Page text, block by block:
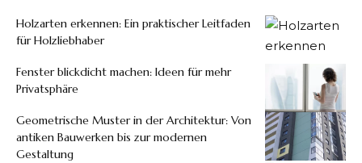
Holzarten erkennen: Ein praktischer Leitfaden
für Holzliebhaber
Fenster blickdicht machen: Ideen für mehr
Privatsphäre
Geometrische Muster in der Architektur: Von
antiken Bauwerken bis zur modernen
Gestaltung